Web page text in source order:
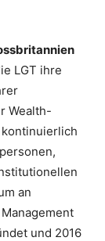
LGT ihre
Wealth-
an
und 2016